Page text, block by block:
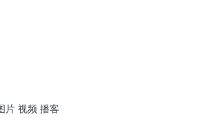
片 视频 播客